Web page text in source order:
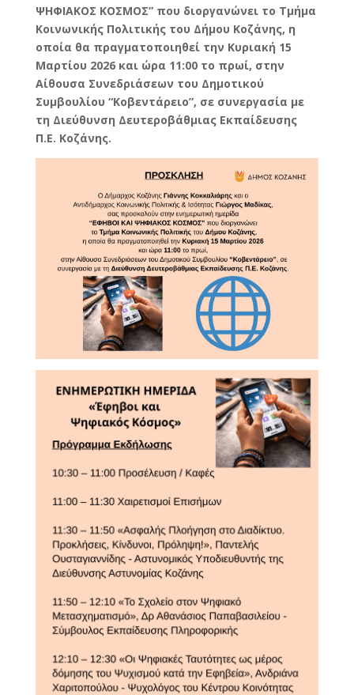
ΨΗΦΙΑΚΟΣ ΚΟΣΜΟΣ” που διοργανώνει το Τμήμα
Κοινωνικής Πολιτικής του Δήμου Κοζάνης, η
οποία θα πραγματοποιηθεί την Κυριακή 15
Μαρτίου 2026 και ώρα 11:00 το πρωί, στην
Αίθουσα Συνεδριάσεων του Δημοτικού
Συμβουλίου “Κοβεντάρειο”, σε συνεργασία με
τη Διεύθυνση Δευτεροβάθμιας Εκπαίδευσης
Π.Ε. Κοζάνης.